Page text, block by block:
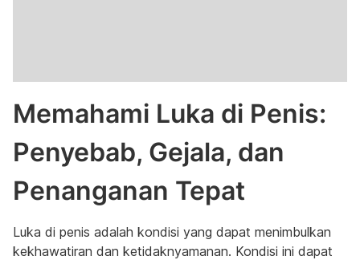
Memahami Luka di Penis:
Penyebab, Gejala, dan
Penanganan Tepat
Luka di penis adalah kondisi yang dapat menimbulkan
kekhawatiran dan ketidaknyamanan. Kondisi ini dapat